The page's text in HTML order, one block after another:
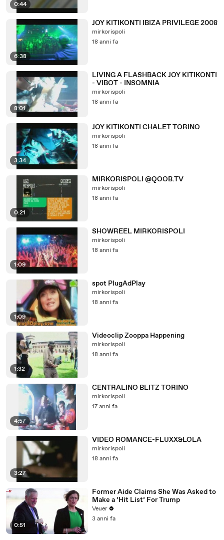
0:44
6:38
JOY KITIKONTI IBIZA PRIVILEGE 2008
mirkorispoli
18 anni fa
8:01
LIVING A FLASHBACK JOY KITIKONTI
- VIBOT - INSOMNIA
mirkorispoli
18 anni fa
3:34
JOY KITIKONTI CHALET TORINO
mirkorispoli
18 anni fa
0:21
MIRKORISPOLI @QOOB.TV
mirkorispoli
18 anni fa
1:09
SHOWREEL MIRKORISPOLI
mirkorispoli
18 anni fa
1:09
spot PlugAdPlay
mirkorispoli
18 anni fa
1:32
Videoclip Zooppa Happening
mirkorispoli
18 anni fa
4:57
CENTRALINO BLITZ TORINO
mirkorispoli
17 anni fa
3:27
VIDEO ROMANCE-FLUXX&LOLA
mirkorispoli
18 anni fa
0:51
Former Aide Claims She Was Asked to
Make a ‘Hit List’ For Trump
Veuer
3 anni fa